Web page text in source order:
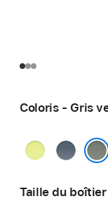
Coloris - Gris
JauneBleu
maritime
Taille du boîtier